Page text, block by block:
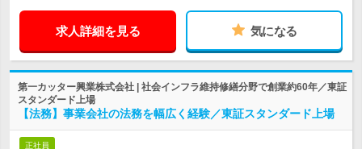
求人詳細を見る 気になる
第一カッター興業株式会社 | 社会インフラ維持修繕分野で創業約60年／東証
スタンダード上場
【法務】事業会社の法務を幅広く経験／東証スタンダード上場
正社員